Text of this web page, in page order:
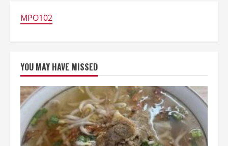
MPO102
YOU MAY HAVE MISSED